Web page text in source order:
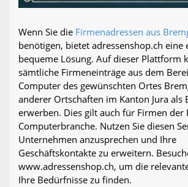
Wenn Sie die Firmenadressen aus
benötigen, bietet adressenshop.ch eine
bequeme Lösung. Auf dieser Plattform
sämtliche Firmeneinträge aus dem
Computer des gewünschten Ortes
anderer Ortschaften im Kanton Jura als
erwerben. Dies gilt auch für Firmen der
Computerbranche. Nutzen Sie diesen
Unternehmen anzusprechen und Ihre
Geschäftskontakte zu erweitern.
www.adressenshop.ch, um die
Ihre Bedürfnisse zu finden.